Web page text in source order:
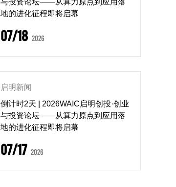
与投资论坛——从算力原点到应用落
地的进化征程即将启幕
07/18 2026
启明新闻
倒计时2天 | 2026WAIC启明创投·创业
与投资论坛——从算力原点到应用落
地的进化征程即将启幕
07/17 2026